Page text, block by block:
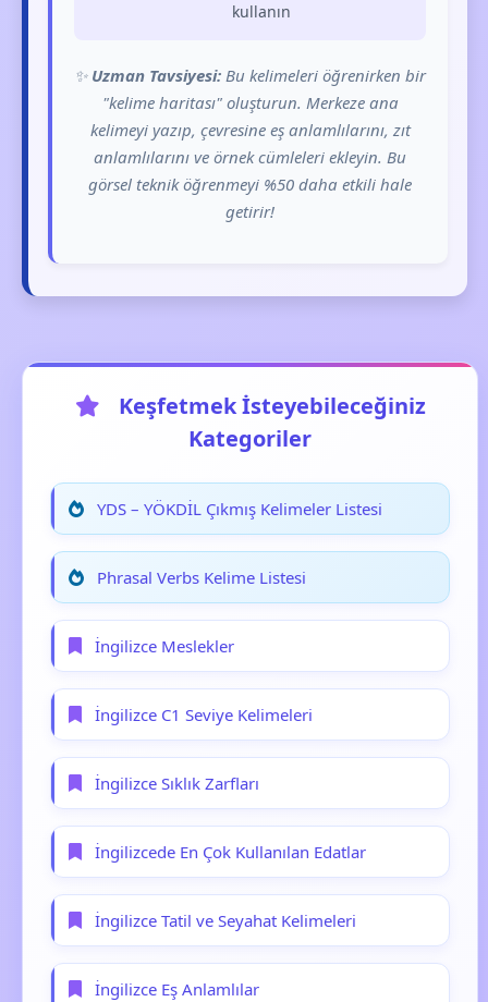
kullanın
✨ Uzman Tavsiyesi: Bu kelimeleri öğrenirken bir
"kelime haritası" oluşturun. Merkeze ana
kelimeyi yazıp, çevresine eş anlamlılarını, zıt
anlamlılarını ve örnek cümleleri ekleyin. Bu
görsel teknik öğrenmeyi %50 daha etkili hale
getirir!
Keşfetmek İsteyebileceğiniz
Kategoriler
YDS – YÖKDİL Çıkmış Kelimeler Listesi
Phrasal Verbs Kelime Listesi
İngilizce Meslekler
İngilizce C1 Seviye Kelimeleri
İngilizce Sıklık Zarfları
İngilizcede En Çok Kullanılan Edatlar
İngilizce Tatil ve Seyahat Kelimeleri
İngilizce Eş Anlamlılar